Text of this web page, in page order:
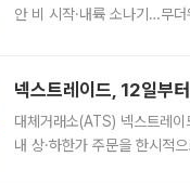
안 비 시작·내륙 소나기…무
넥스트레이드, 12일부
대체거래소(ATS) 넥스트레
내 상·하한가 주문을 한시적